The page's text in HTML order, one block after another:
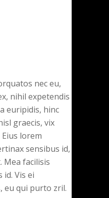
nec eu,
nihil expetendis
euripidis, hinc
graecis, vix
lorem
sensibus id,
Mea facilisis
Vis ei
eu qui purto zril.